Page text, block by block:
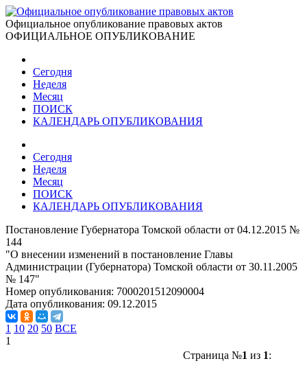
Официальное опубликование правовых актов
ОФИЦИАЛЬНОЕ ОПУБЛИКОВАНИЕ
Сегодня
Неделя
Месяц
ПОИСК
КАЛЕНДАРЬ ОПУБЛИКОВАНИЯ
Сегодня
Неделя
Месяц
ПОИСК
КАЛЕНДАРЬ ОПУБЛИКОВАНИЯ
Постановление Губернатора Томской области от 04.12.2015 №
144
"О внесении изменений в постановление Главы
Администрации (Губернатора) Томской области от 30.11.2005
№ 147"
Номер опубликования: 7000201512090004
Дата опубликования: 09.12.2015
1 10 20 50 ВСЕ
1
Страница №1 из 1: